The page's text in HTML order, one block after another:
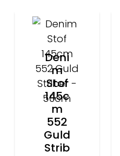
Deni
m
Stof
145c
m
552
Guld
Strib